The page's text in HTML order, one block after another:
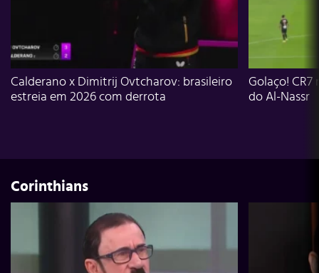
Calderano x Dimitrij Ovtcharov: brasileiro
estreia em 2026 com derrota
Golaço!
do Al-Nassr
Corinthians